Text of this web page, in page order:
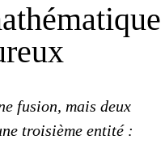
fusion, mais deux
troisième entité :